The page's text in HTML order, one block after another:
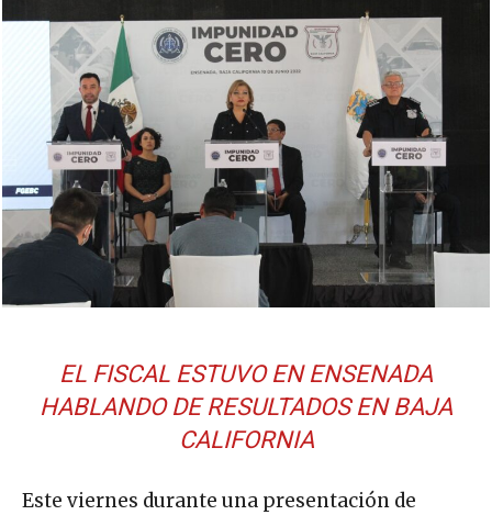
EL FISCAL ESTUVO EN ENSENADA
HABLANDO DE RESULTADOS EN BAJA
CALIFORNIA
Este viernes durante una presentación de